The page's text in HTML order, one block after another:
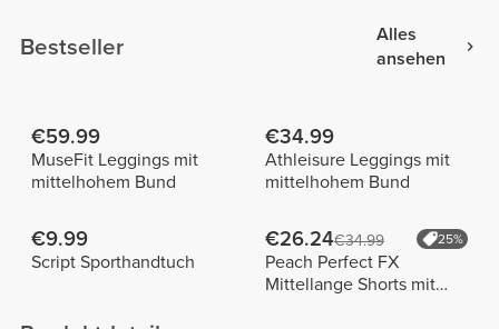
Bestseller
Alles
ansehen
€59.99
MuseFit Leggings mit
mittelhohem Bund
€34.99
Athleisure Leggings mit
mittelhohem Bund
€9.99
Script Sporthandtuch
€26.24€34.99 25%
Peach Perfect FX
Mittellange Shorts mit